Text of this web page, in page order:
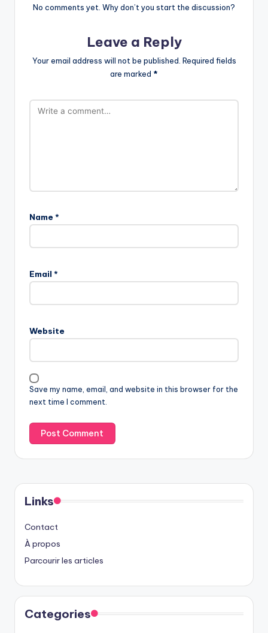
No comments yet. Why don’t you start the discussion?
Leave a Reply
Your email address will not be published. Required fields
are marked *
Name *
Email *
Website
Save my name, email, and website in this browser for the
next time I comment.
Links
Contact
À propos
Parcourir les articles
Categories